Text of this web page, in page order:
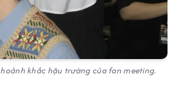
khắc hậu trường của fan meeting.